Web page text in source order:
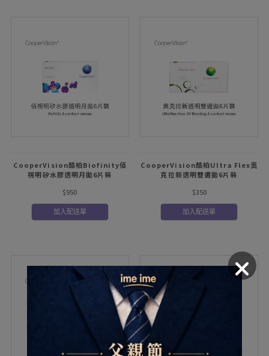
CooperVision酷柏Biofinity佰
視明矽水膠透明月拋6片裝
$950
加入配送單
CooperVision酷柏Ultra Flex奧
克拉新透明雙週拋6片裝
$350
加入配送單